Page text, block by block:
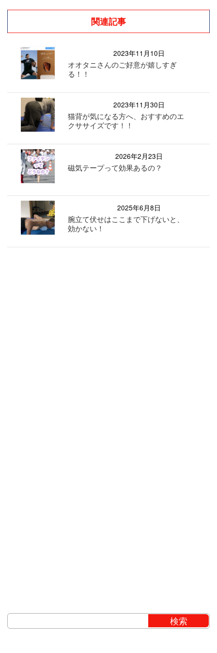
関連記事
2023年11月10日
オオタニさんのご好意が嬉しすぎ
る！！
2023年11月30日
猫背が気になる方へ、おすすめのエ
クササイズです！！
2026年2月23日
磁気テープって効果あるの？
2025年6月8日
腕立て伏せはここまで下げないと、
効かない！